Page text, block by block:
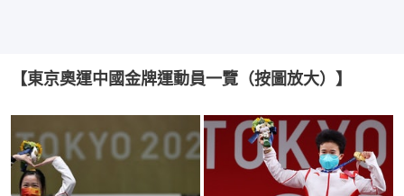
【東京奧運中國金牌運動員一覽（按圖放大）】